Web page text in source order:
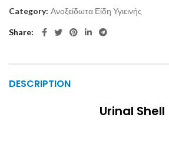
Category: Ανοξείδωτα Είδη Υγιεινής
Share
DESCRIPTION
Urinal Shell